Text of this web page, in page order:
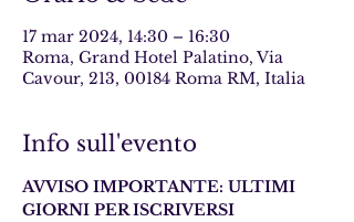
17 mar 2024, 14:30 – 16:30
Roma, Grand Hotel Palatino, Via
Cavour, 213, 00184 Roma RM, Italia
Info sull'evento
AVVISO IMPORTANTE: ULTIMI
GIORNI PER ISCRIVERSI